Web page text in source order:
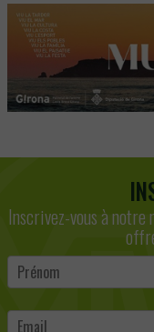
Inscrivez-vous à notre